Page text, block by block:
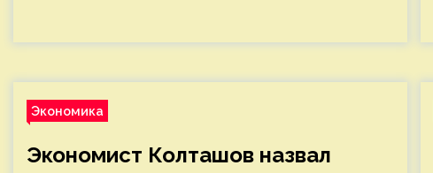
Экономика
Экономист Колташов назвал